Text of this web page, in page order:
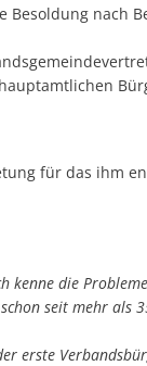
Besoldung nach
für das ihm
kenne die
seit mehr als
erste